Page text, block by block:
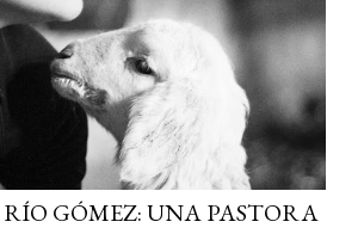
GÓMEZ: UNA PASTORA